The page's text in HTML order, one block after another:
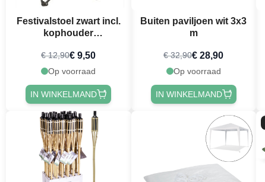
Festivalstoel zwart incl.
kophouder
€ 12,90€ 9,50
Op voorraad
IN WINKELMAND
Buiten paviljoen wit 3x3
m
€ 32,90€ 28,90
Op voorraad
IN WINKELMAND